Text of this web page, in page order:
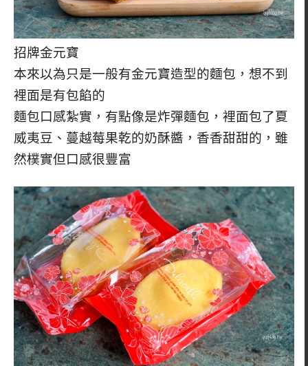
招牌金元寶
本來以為只是一般有金元寶造型的麵包，想不到
裡面是有包餡的
麵包口感紮實，有點像是炸彈麵包，裡面包了夏
威夷豆、蔓越莓果乾的奶酥醬，香香甜甜的，雖
然樸實但口感很豐富